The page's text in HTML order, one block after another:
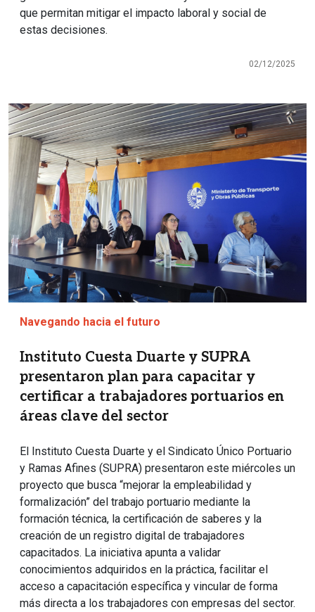
que permitan mitigar el impacto laboral y social de
estas decisiones.
02/12/2025
Imagen
Navegando hacia el futuro
Instituto Cuesta Duarte y SUPRA
presentaron plan para capacitar y
certificar a trabajadores portuarios en
áreas clave del sector
El Instituto Cuesta Duarte y el Sindicato Único Portuario
y Ramas Afines (SUPRA) presentaron este miércoles un
proyecto que busca “mejorar la empleabilidad y
formalización” del trabajo portuario mediante la
formación técnica, la certificación de saberes y la
creación de un registro digital de trabajadores
capacitados. La iniciativa apunta a validar
conocimientos adquiridos en la práctica, facilitar el
acceso a capacitación específica y vincular de forma
más directa a los trabajadores con empresas del sector.